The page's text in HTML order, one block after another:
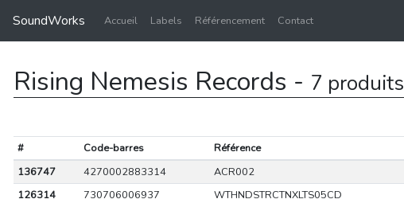
SoundWorks Accueil Labels Référencement Contact
Rising Nemesis Records - 7 produits
# Code-barres Référence
136747
4270002883314 ACR002
126314
730706006937 WTHNDSTRCTNXLTS05CD